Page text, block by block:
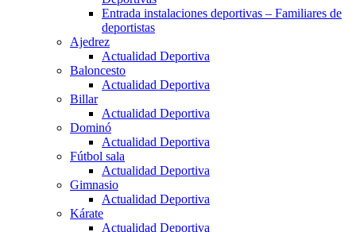
Entrada instalaciones deportivas – Familiares de
deportistas
Ajedrez
Actualidad Deportiva
Baloncesto
Actualidad Deportiva
Billar
Actualidad Deportiva
Dominó
Actualidad Deportiva
Fútbol sala
Actualidad Deportiva
Gimnasio
Actualidad Deportiva
Kárate
Actualidad Deportiva